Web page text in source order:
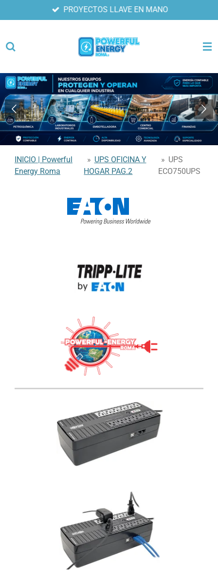
al
principal
PROYECTOS LLAVE EN MANO
INICIO | Powerful
Energy Roma
» UPS OFICINA Y
HOGAR PAG.2
» UPS
ECO750UPS